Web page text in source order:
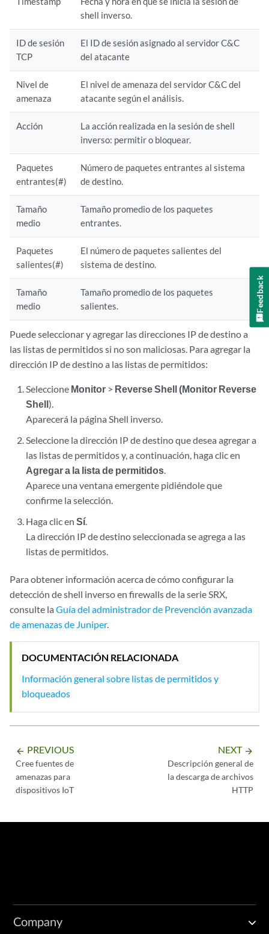
shell inverso.
ID de sesión
TCP
El ID de sesión asignado al servidor C&C
del atacante
Nivel de
amenaza
El nivel de amenaza del servidor C&C del
atacante según el análisis.
Acción
La acción realizada en la sesión de shell
inverso: permitir o bloquear.
Paquetes
entrantes(#)
Número de paquetes entrantes al sistema
de destino.
Tamaño
medio
Tamaño promedio de los paquetes
entrantes.
Paquetes
salientes(#)
El número de paquetes salientes del
sistema de destino.
Tamaño
medio
Tamaño promedio de los paquetes
salientes.
Puede seleccionar y agregar las direcciones IP de destino a
las listas de permitidos si no son maliciosas. Para agregar la
dirección IP de destino a las listas de permitidos:
Seleccione Monitor > Reverse Shell (Monitor Reverse
Shell).
Aparecerá la página Shell inverso.
Seleccione la dirección IP de destino que desea agregar a
las listas de permitidos y, a continuación, haga clic en
Agregar a la lista de permitidos.
Aparece una ventana emergente pidiéndole que
confirme la selección.
Haga clic enSí.
La dirección IP de destino seleccionada se agrega a las
listas de permitidos.
Para obtener información acerca de cómo configurar la
detección de shell inverso en firewalls de la serie SRX,
consulte la Guía del administrador de Prevención avanzada
de amenazas de Juniper.
DOCUMENTACIÓN RELACIONADA
Información general sobre listas de permitidos y
bloqueados
arrow_backward PREVIOUS
Cree fuentes de
amenazas para
dispositivos IoT
NEXT arrow_forward
Descripción general de
la descarga de archivos
HTTP
Company
Feedback